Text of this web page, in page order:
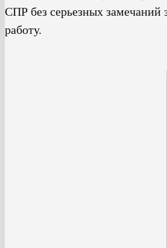
СПР без серьезных замечаний
работу.